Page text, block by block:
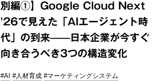
別編①】Google Cloud Next
'26で見えた「AIエージェント時
代」の到来——日本企業が今すぐ
向き合うべき3つの構造変化
#AI #人材育成 #マーケティングシステム